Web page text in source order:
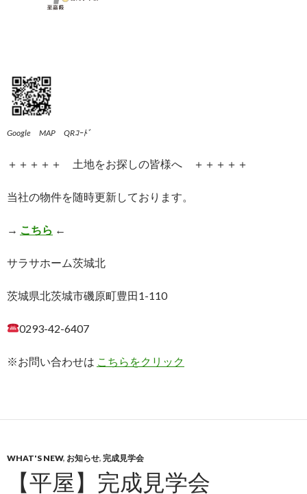
Google MAP QRｺｰﾄﾞ
＋＋＋＋＋ 土地をお探しの皆様へ ＋＋＋＋＋
当社の物件を随時更新しております。
→ こちら ←
サラサホーム茨城北
茨城県北茨城市磯原町豊田1-110
0293-42-6407
※お問い合わせは こちらをクリック
WHAT'S NEW, お知らせ, 完成見学会
【平屋】完成見学会